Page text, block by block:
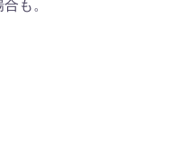
も。